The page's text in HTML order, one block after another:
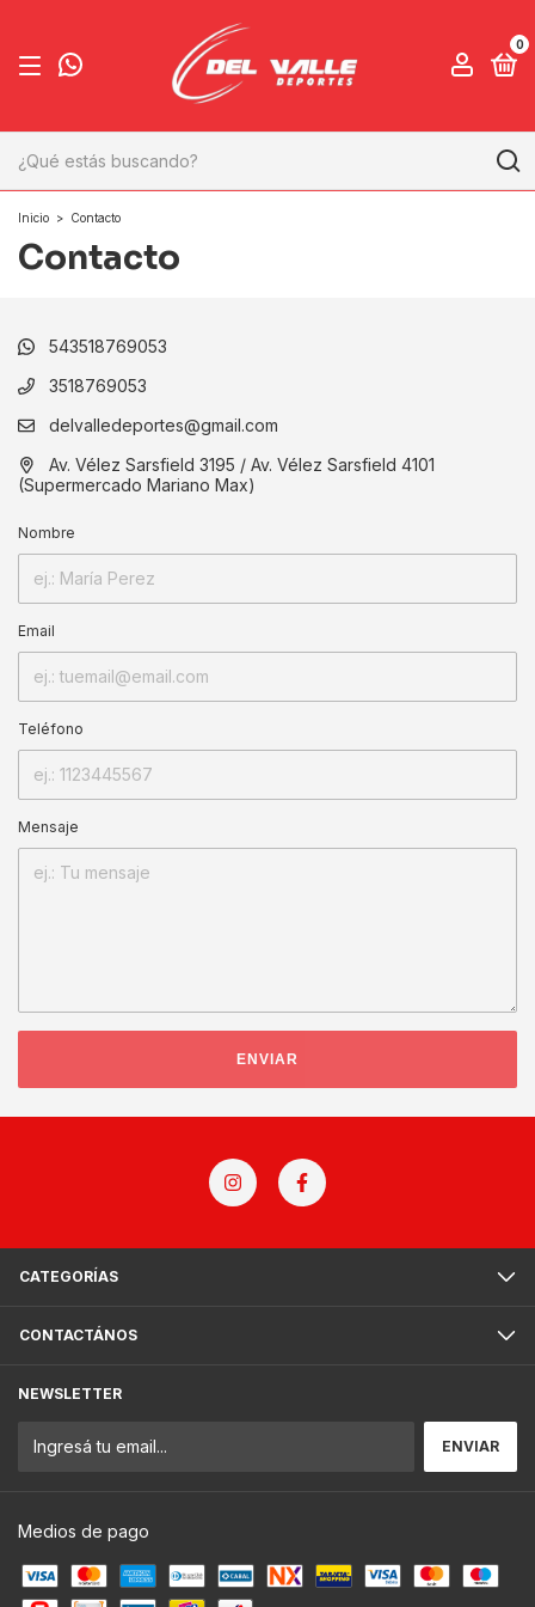
0
Inicio > Contacto
Contacto
543518769053
3518769053
delvalledeportes@gmail.com
Av. Vélez Sarsfield 3195 / Av. Vélez Sarsfield 4101
(Supermercado Mariano Max)
Nombre
Email
Teléfono
Mensaje
ENVIAR
CATEGORÍAS
CONTACTÁNOS
NEWSLETTER
Medios de pago